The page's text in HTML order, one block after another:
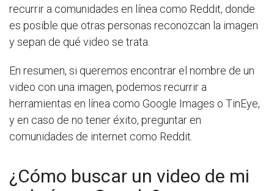
recurrir a comunidades en línea como Reddit, donde
es posible que otras personas reconozcan la imagen
y sepan de qué video se trata.
En resumen, si queremos encontrar el nombre de un
video con una imagen, podemos recurrir a
herramientas en línea como Google Images o TinEye,
y en caso de no tener éxito, preguntar en
comunidades de internet como Reddit.
¿Cómo buscar un video de mi